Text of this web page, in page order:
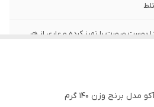
پوست صورت را تمیز کرده و عاری از هر
برنج وزن 140 گرم